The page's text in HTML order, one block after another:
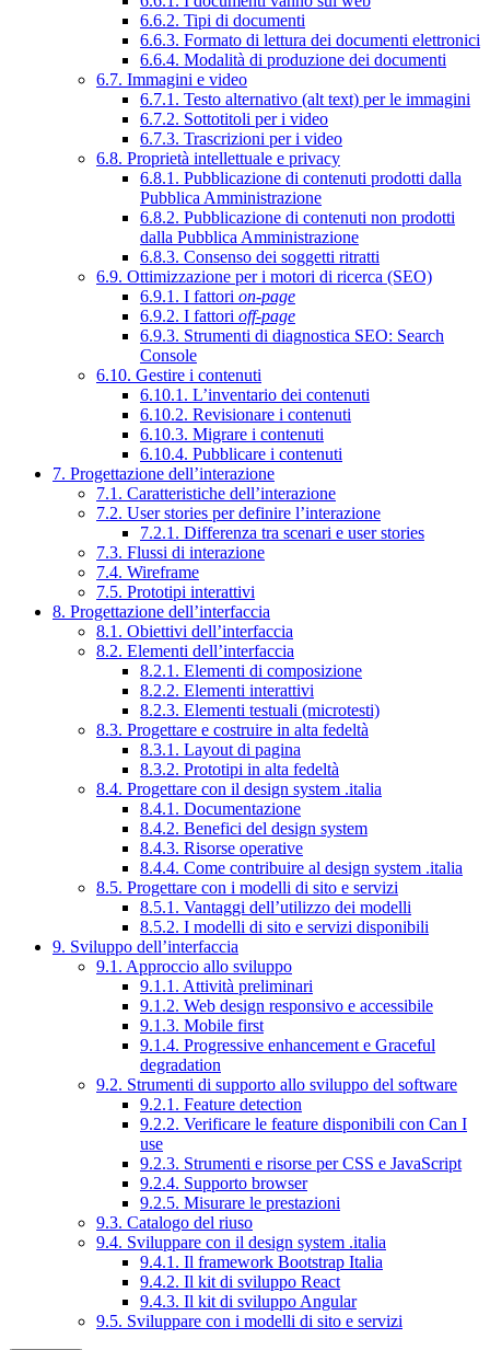
6.6.2. Tipi di documenti
6.6.3. Formato di lettura dei documenti elettronici
6.6.4. Modalità di produzione dei documenti
6.7. Immagini e video
6.7.1. Testo alternativo (alt text) per le immagini
6.7.2. Sottotitoli per i video
6.7.3. Trascrizioni per i video
6.8. Proprietà intellettuale e privacy
6.8.1. Pubblicazione di contenuti prodotti dalla
Pubblica Amministrazione
6.8.2. Pubblicazione di contenuti non prodotti
dalla Pubblica Amministrazione
6.8.3. Consenso dei soggetti ritratti
6.9. Ottimizzazione per i motori di ricerca (SEO)
6.9.1. I fattori on-page
6.9.2. I fattori off-page
6.9.3. Strumenti di diagnostica SEO: Search
Console
6.10. Gestire i contenuti
6.10.1. L’inventario dei contenuti
6.10.2. Revisionare i contenuti
6.10.3. Migrare i contenuti
6.10.4. Pubblicare i contenuti
7. Progettazione dell’interazione
7.1. Caratteristiche dell’interazione
7.2. User stories per definire l’interazione
7.2.1. Differenza tra scenari e user stories
7.3. Flussi di interazione
7.4. Wireframe
7.5. Prototipi interattivi
8. Progettazione dell’interfaccia
8.1. Obiettivi dell’interfaccia
8.2. Elementi dell’interfaccia
8.2.1. Elementi di composizione
8.2.2. Elementi interattivi
8.2.3. Elementi testuali (microtesti)
8.3. Progettare e costruire in alta fedeltà
8.3.1. Layout di pagina
8.3.2. Prototipi in alta fedeltà
8.4. Progettare con il design system .italia
8.4.1. Documentazione
8.4.2. Benefici del design system
8.4.3. Risorse operative
8.4.4. Come contribuire al design system .italia
8.5. Progettare con i modelli di sito e servizi
8.5.1. Vantaggi dell’utilizzo dei modelli
8.5.2. I modelli di sito e servizi disponibili
9. Sviluppo dell’interfaccia
9.1. Approccio allo sviluppo
9.1.1. Attività preliminari
9.1.2. Web design responsivo e accessibile
9.1.3. Mobile first
9.1.4. Progressive enhancement e Graceful
degradation
9.2. Strumenti di supporto allo sviluppo del software
9.2.1. Feature detection
9.2.2. Verificare le feature disponibili con Can I
use
9.2.3. Strumenti e risorse per CSS e JavaScript
9.2.4. Supporto browser
9.2.5. Misurare le prestazioni
9.3. Catalogo del riuso
9.4. Sviluppare con il design system .italia
9.4.1. Il framework Bootstrap Italia
9.4.2. Il kit di sviluppo React
9.4.3. Il kit di sviluppo Angular
9.5. Sviluppare con i modelli di sito e servizi